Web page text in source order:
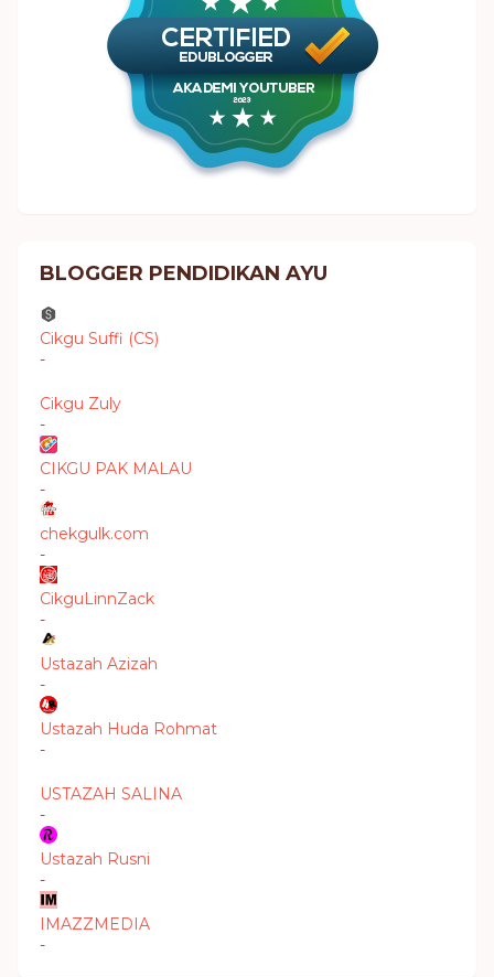
BLOGGER PENDIDIKAN AYU
Cikgu Suffi (CS)
-
Cikgu Zuly
-
CIKGU PAK MALAU
-
chekgulk.com
-
CikguLinnZack
-
Ustazah Azizah
-
Ustazah Huda Rohmat
-
USTAZAH SALINA
-
Ustazah Rusni
-
IMAZZMEDIA
-